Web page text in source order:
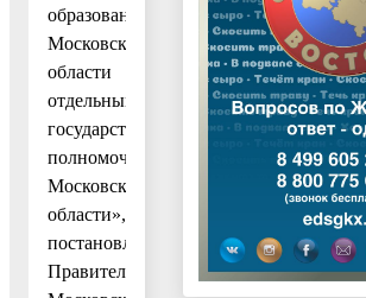
образований
Московской
области
отдельными
государственными
полномочиями
Московской
области»,
постановлением
Правительства